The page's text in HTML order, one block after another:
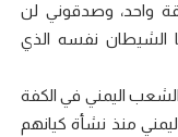
واحد، وصدقوني لن
الشيطان نفسه الذي
اليمني في الكفة
منذ نشأة كيانهم